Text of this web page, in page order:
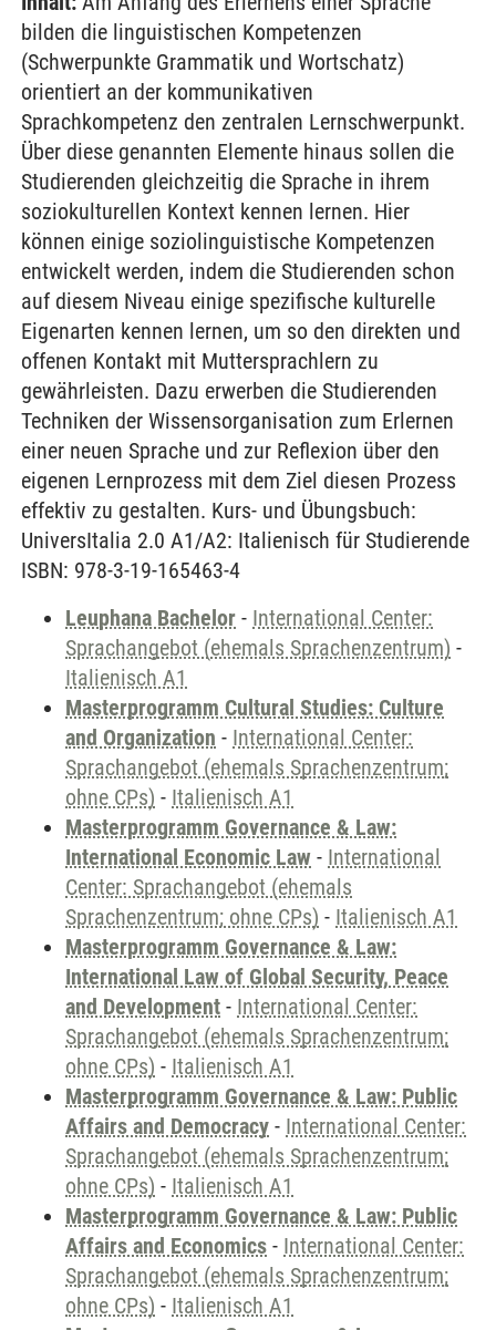
bilden die linguistischen Kompetenzen
(Schwerpunkte Grammatik und Wortschatz)
orientiert an der kommunikativen
Sprachkompetenz den zentralen Lernschwerpunkt.
Über diese genannten Elemente hinaus sollen die
Studierenden gleichzeitig die Sprache in ihrem
soziokulturellen Kontext kennen lernen. Hier
können einige soziolinguistische Kompetenzen
entwickelt werden, indem die Studierenden schon
auf diesem Niveau einige spezifische kulturelle
Eigenarten kennen lernen, um so den direkten und
offenen Kontakt mit Muttersprachlern zu
gewährleisten. Dazu erwerben die Studierenden
Techniken der Wissensorganisation zum Erlernen
einer neuen Sprache und zur Reflexion über den
eigenen Lernprozess mit dem Ziel diesen Prozess
effektiv zu gestalten. Kurs- und Übungsbuch:
UniversItalia 2.0 A1/A2: Italienisch für Studierende
ISBN: 978-3-19-165463-4
Leuphana Bachelor - International Center:
Sprachangebot (ehemals Sprachenzentrum) -
Italienisch A1
Masterprogramm Cultural Studies: Culture
and Organization - International Center:
Sprachangebot (ehemals Sprachenzentrum;
ohne CPs) - Italienisch A1
Masterprogramm Governance & Law:
International Economic Law - International
Center: Sprachangebot (ehemals
Sprachenzentrum; ohne CPs) - Italienisch A1
Masterprogramm Governance & Law:
International Law of Global Security, Peace
and Development - International Center:
Sprachangebot (ehemals Sprachenzentrum;
ohne CPs) - Italienisch A1
Masterprogramm Governance & Law: Public
Affairs and Democracy - International Center:
Sprachangebot (ehemals Sprachenzentrum;
ohne CPs) - Italienisch A1
Masterprogramm Governance & Law: Public
Affairs and Economics - International Center:
Sprachangebot (ehemals Sprachenzentrum;
ohne CPs) - Italienisch A1